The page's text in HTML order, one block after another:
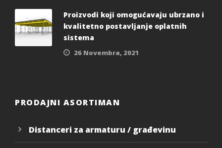
Proizvodi koji omogućavaju ubrzano i
kvalitetno postavljanje oplatnih
sistema
26 Novembra, 2021
PRODAJNI ASORTIMAN
Distanceri za armaturu / građevinu